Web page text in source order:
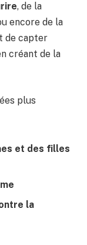
, de la
encore de la
de capter
créant de la
plus
et des filles
la